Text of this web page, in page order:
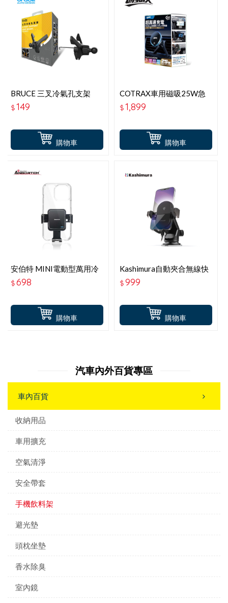
購物車
BRUCE 三叉冷氣孔支架
BR001
$149
購物車
COTRAX車用磁吸25W急
速QI2.2充電座-萬用出風口
$1,899
購物車
安伯特 MINI電動型萬用冷
氣口手機架 ABT-A077-1
$698
購物車
Kashimura自動夾合無線快
充吸盤型手機支架-15W-
KW-30
$999
汽車內外百貨專區
車內百貨
收納用品
車用擴充
空氣清淨
安全帶套
手機飲料架
避光墊
頭枕坐墊
香水除臭
室內鏡